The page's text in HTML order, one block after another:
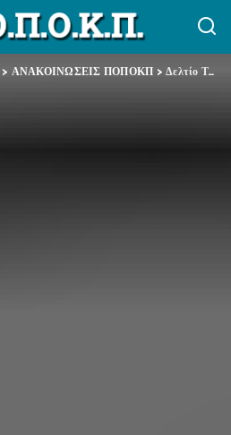
> ΑΝΑΚΟΙΝΩΣΕΙΣ ΠΟΠΟΚΠ >Δελτίο Τύπου ΑΔΕΔΥ – Δικαστική απόφαση – κόλαφος για την Κυβέρνηση